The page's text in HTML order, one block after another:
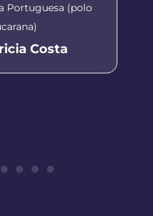
Portuguesa (polo
Costa